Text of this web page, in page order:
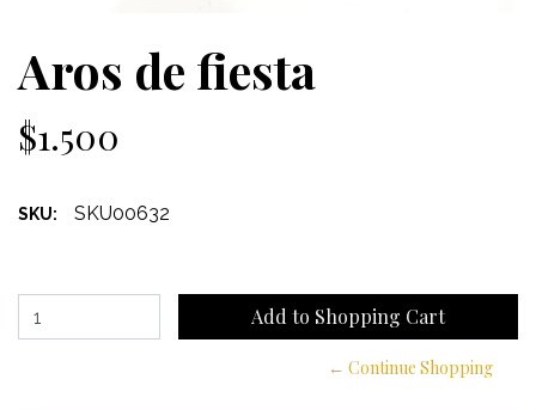
Aros de fiesta
$1.500
SKU: SKU00632
← Continue Shopping